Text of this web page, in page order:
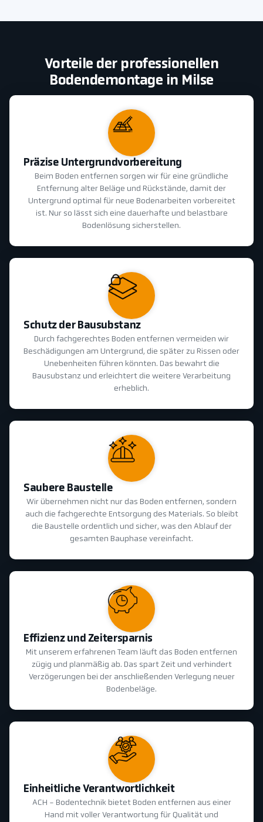
Vorteile der professionellen
Bodendemontage in Milse
Präzise Untergrundvorbereitung
Beim Boden entfernen sorgen wir für eine gründliche
Entfernung alter Beläge und Rückstände, damit der
Untergrund optimal für neue Bodenarbeiten vorbereitet
ist. Nur so lässt sich eine dauerhafte und belastbare
Bodenlösung sicherstellen.
Schutz der Bausubstanz
Durch fachgerechtes Boden entfernen vermeiden wir
Beschädigungen am Untergrund, die später zu Rissen oder
Unebenheiten führen könnten. Das bewahrt die
Bausubstanz und erleichtert die weitere Verarbeitung
erheblich.
Saubere Baustelle
Wir übernehmen nicht nur das Boden entfernen, sondern
auch die fachgerechte Entsorgung des Materials. So bleibt
die Baustelle ordentlich und sicher, was den Ablauf der
gesamten Bauphase vereinfacht.
Effizienz und Zeitersparnis
Mit unserem erfahrenen Team läuft das Boden entfernen
zügig und planmäßig ab. Das spart Zeit und verhindert
Verzögerungen bei der anschließenden Verlegung neuer
Bodenbeläge.
Einheitliche Verantwortlichkeit
ACH - Bodentechnik bietet Boden entfernen aus einer
Hand mit voller Verantwortung für Qualität und